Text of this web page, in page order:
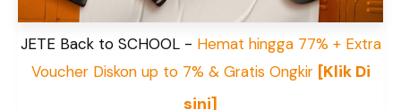
JETE Back to SCHOOL - Hemat hingga 77% + Extra
Voucher Diskon up to 7% & Gratis Ongkir [Klik Di
sini]